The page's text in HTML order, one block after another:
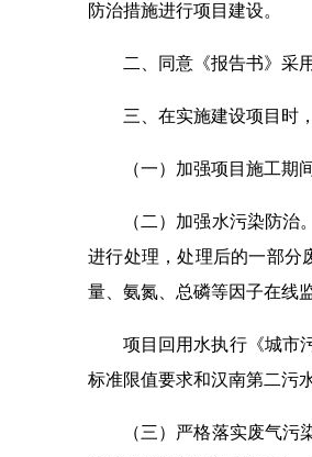
防治措施进行项目建设。
二、同意《报告书》采
三、在实施建设项目时
（一）加强项目施工
（二）加强水污染防
进行处理，处理后的一部分
量、氨氮、总磷等因子在线
项目回用水执行《城市
标准限值要求和汉南第二污
（三）严格落实废气